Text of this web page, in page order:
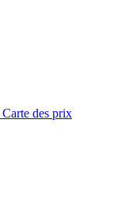
Carte des prix